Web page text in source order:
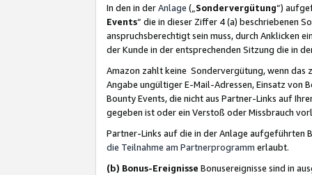
In den in derAnlage („ Sondervergütung“)
Events“ die in dieser Ziffer 4 (a) beschriebenen
anspruchsberechtigt sein muss, durch Anklicken
der Kunde in der entsprechenden Sitzung die in
Amazon zahlt keine Sondervergütung, wenn das
Angabe ungültiger E-Mail-Adressen, Einsatz von
Bounty Events, die nicht aus Partner-Links auf
gegeben ist oder ein Verstoß oder Missbrauch
Partner-Links auf die in der Anlage aufgeführten
die Teilnahme am Partnerprogramm erlaubt.
(b) Bonus-Ereignisse Bonusereignisse sind in